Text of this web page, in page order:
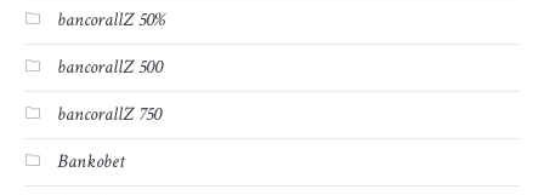
bancorallZ 50%
bancorallZ 500
bancorallZ 750
Bankobet